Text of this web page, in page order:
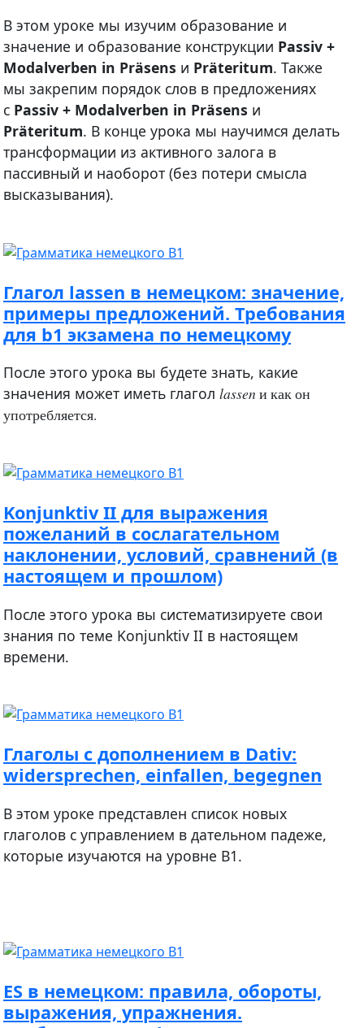
В этом уроке мы изучим образование и
значение и образование конструкции Passiv +
Modalverben in Präsens и Präteritum. Также
мы закрепим порядок слов в предложениях
с Passiv + Modalverben in Präsens и
Präteritum. В конце урока мы научимся делать
трансформации из активного залога в
пассивный и наоборот (без потери смысла
высказывания).
Глагол lassen в немецком: значение,
примеры предложений. Требования
для b1 экзамена по немецкому
После этого урока вы будете знать, какие
значения может иметь глагол lassen и как он
употребляется.
Konjunktiv II для выражения
пожеланий в сослагательном
наклонении, условий, сравнений (в
настоящем и прошлом)
После этого урока вы систематизируете свои
знания по теме Konjunktiv II в настоящем
времени.
Глаголы с дополнением в Dativ:
widersprechen, einfallen, begegnen
В этом уроке представлен список новых
глаголов с управлением в дательном падеже,
которые изучаются на уровне В1.
ES в немецком: правила, обороты,
выражения, упражнения.